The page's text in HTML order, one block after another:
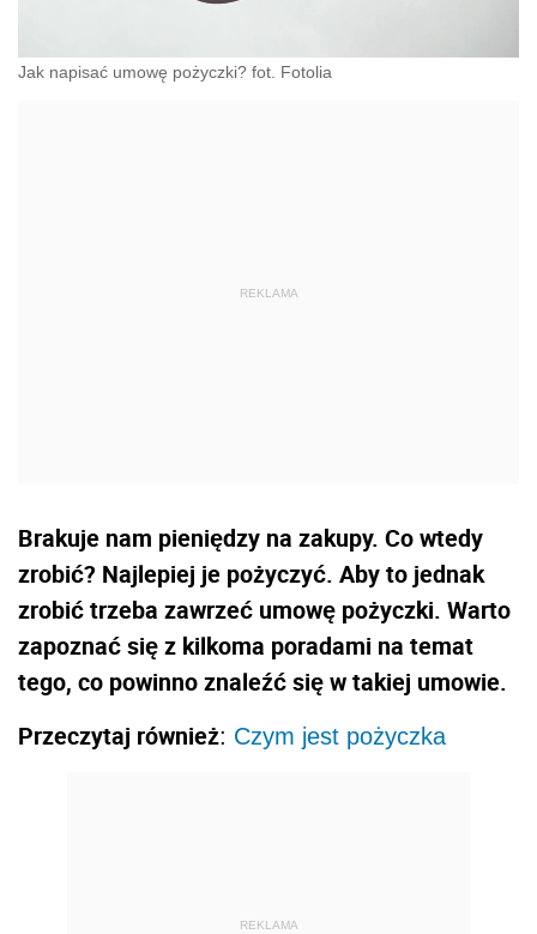
Jak napisać umowę pożyczki? fot. Fotolia
Brakuje nam pieniędzy na zakupy. Co wtedy
zrobić? Najlepiej je pożyczyć. Aby to jednak
zrobić trzeba zawrzeć umowę pożyczki. Warto
zapoznać się z kilkoma poradami na temat
tego, co powinno znaleźć się w takiej umowie.
Przeczytaj również: Czym jest pożyczka
REKLAMA